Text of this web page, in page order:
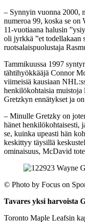
– Synnyin vuonna 2000,
numeroa 99, koska se on
11-vuotiaana halusin
oli jyrkkä ”et todellakaan
ruotsalaispuolustaja
Tammikuussa 1997
tähtihyökkääjä Connor
viimeisiä kausiaan
henkilökohtaisia muistoja
Gretzkyn ennätykset ja
– Minulle Gretzky on
hänet henkilökohtaisesti,
se, kuinka upeasti hän
keskittyy täysillä
ominaisuus, McDavid
© Photo by Focus on
Tavares yksi harvoista
Toronto Maple Leafsin